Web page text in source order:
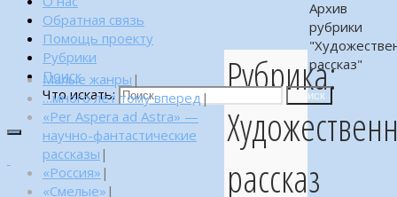
Обратная связь
Помощь проекту
Рубрики
Поиск
Что искать:
Поиск
Архив
рубрики
рассказ"
Рубрика:
рассказ
Малые жанры |
…много лет тому вперед |
«Per Aspera ad Astra» —
научно-фантастические
рассказы |
«Россия» |
«Смелые» |